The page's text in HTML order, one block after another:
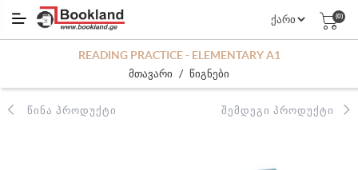
(0)
READING PRACTICE - ELEMENTARY A1
მთავარი / წიგნები
ᲬᲘᲜᲐ ᲞᲠᲝᲓᲣᲥᲢᲘ ᲨᲔᲛᲓᲔᲒᲘ ᲞᲠᲝᲓᲣᲥᲢᲘ